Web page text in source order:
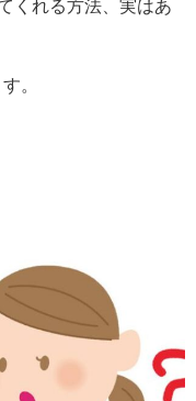
くれる方法、実はあ
。